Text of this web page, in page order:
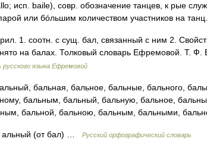
исп. baile), совр. обозначение танцев, к рые
или бóльшим количеством участников на
1. соотн. с сущ. бал, связанный с ним 2.
на балах. Толковый словарь Ефремовой. Т.
русского языка Ефремовой
бальная, бальное, бальные, бального,
бальным, бальный, бальную, бальное,
бальной, бальною, бальным, бальными,
(от бал) … Русский орфографический словарь